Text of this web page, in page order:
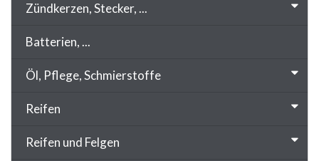
Zündkerzen, Stecker, ...
Batterien, ...
Öl, Pflege, Schmierstoffe
Reifen
Reifen und Felgen